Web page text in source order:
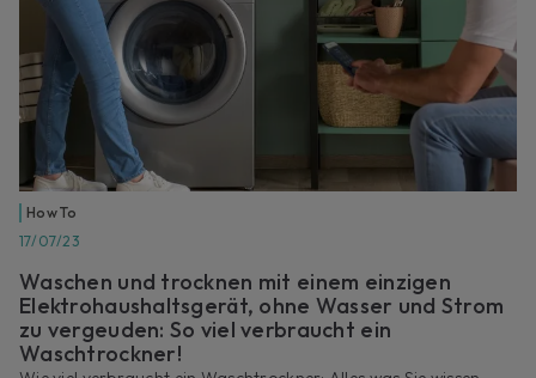
How To
17/07/23
Waschen und trocknen mit einem einzigen
Elektrohaushaltsgerät, ohne Wasser und Strom
zu vergeuden: So viel verbraucht ein
Waschtrockner!